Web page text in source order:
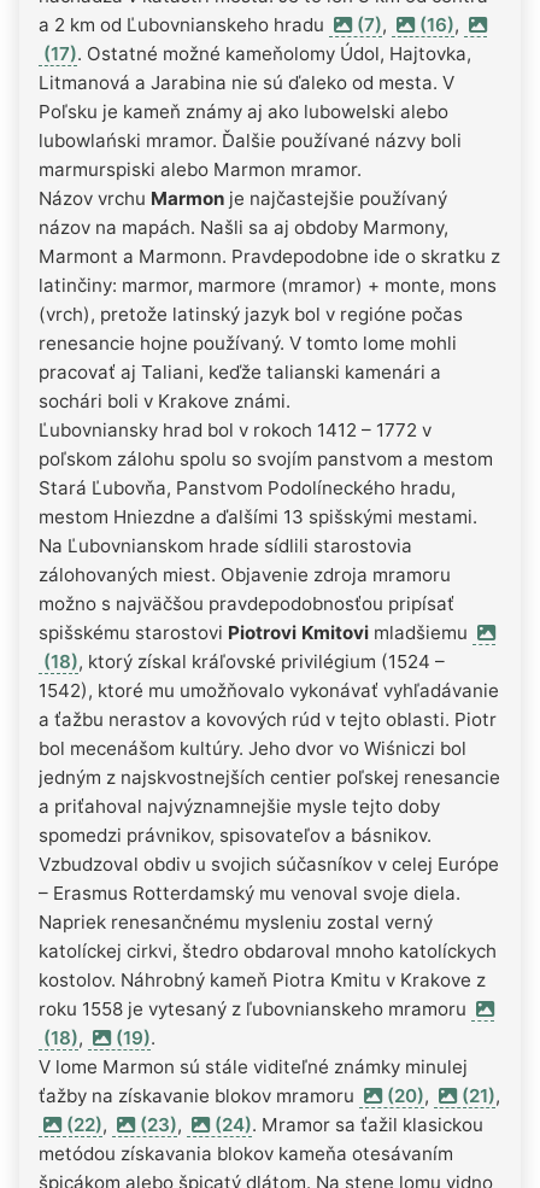
a 2 km od Ľubovnianskeho hradu
(7), (16),
(17). Ostatné možné kameňolomy Údol, Hajtovka,
Litmanová a Jarabina nie sú ďaleko od mesta. V
Poľsku je kameň známy aj ako lubowelski alebo
lubowlański mramor. Ďalšie používané názvy boli
marmurspiski alebo Marmon mramor.
Názov vrchu Marmon je najčastejšie používaný
názov na mapách. Našli sa aj obdoby Marmony,
Marmont a Marmonn. Pravdepodobne ide o skratku z
latinčiny: marmor, marmore (mramor) + monte, mons
(vrch), pretože latinský jazyk bol v regióne počas
renesancie hojne používaný. V tomto lome mohli
pracovať aj Taliani, keďže talianski kamenári a
sochári boli v Krakove známi.
Ľubovniansky hrad bol v rokoch 1412 – 1772 v
poľskom zálohu spolu so svojím panstvom a mestom
Stará Ľubovňa, Panstvom Podolíneckého hradu,
mestom Hniezdne a ďalšími 13 spišskými mestami.
Na Ľubovnianskom hrade sídlili starostovia
zálohovaných miest. Objavenie zdroja mramoru
možno s najväčšou pravdepodobnosťou pripísať
spišskému starostovi Piotrovi Kmitovi mladšiemu
(18), ktorý získal kráľovské privilégium (1524 –
1542), ktoré mu umožňovalo vykonávať vyhľadávanie
a ťažbu nerastov a kovových rúd v tejto oblasti. Piotr
bol mecenášom kultúry. Jeho dvor vo Wiśniczi bol
jedným z najskvostnejších centier poľskej renesancie
a priťahoval najvýznamnejšie mysle tejto doby
spomedzi právnikov, spisovateľov a básnikov.
Vzbudzoval obdiv u svojich súčasníkov v celej Európe
– Erasmus Rotterdamský mu venoval svoje diela.
Napriek renesančnému mysleniu zostal verný
katolíckej cirkvi, štedro obdaroval mnoho katolíckych
kostolov. Náhrobný kameň Piotra Kmitu v Krakove z
roku 1558 je vytesaný z ľubovnianskeho mramoru
(18), (19).
V lome Marmon sú stále viditeľné známky minulej
ťažby na získavanie blokov mramoru
(20), (21),
(22), (23), (24). Mramor sa ťažil klasickou
metódou získavania blokov kameňa otesávaním
špicákom alebo špicatý dlátom. Na stene lomu vidno